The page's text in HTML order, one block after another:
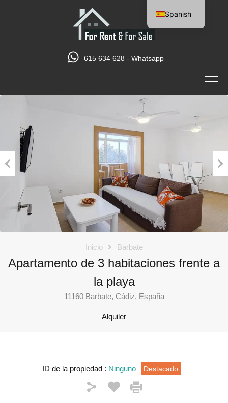
615 634 628 - Whatsapp
Inicio Barbate
Apartamento de 3 habitaciones frente a
la playa
11160 Barbate, Cádiz, España
Alquiler
ID de la propiedad : Ninguno Destacado
Spanish
English